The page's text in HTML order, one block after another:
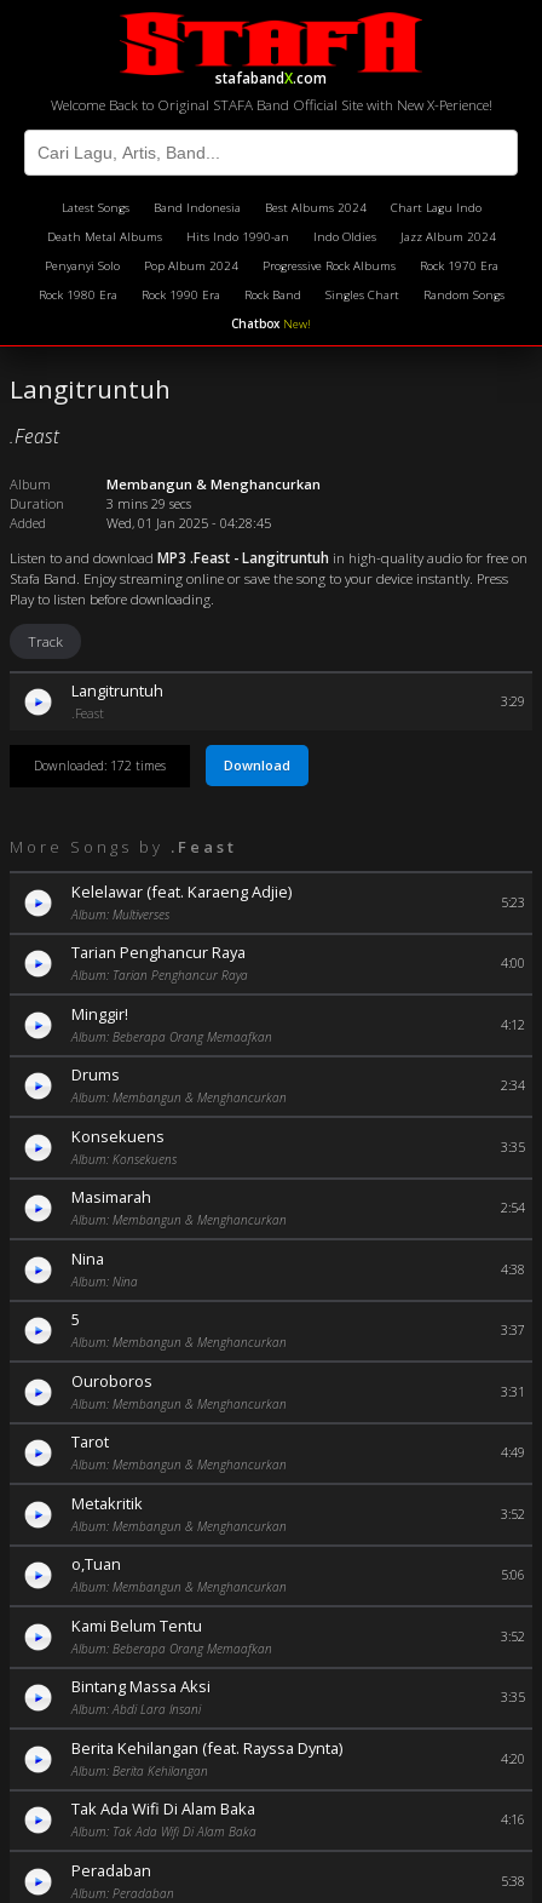
stafabandX.com
Welcome Back to Original STAFA Band Official Site with New X-Perience!
Latest Songs Band Indonesia Best Albums 2024
Chart Lagu Indo
Death Metal Albums
Hits Indo 1990-an Indo Oldies
Jazz Album 2024
Penyanyi Solo
Pop Album 2024 Progressive Rock Albums
Rock 1970 Era
Rock 1980 Era
Rock 1990 Era Rock Band Singles Chart
Random Songs
Chatbox New!
Langitruntuh
.Feast
Album
Membangun & Menghancurkan
Duration
3 mins 29 secs
Added
Wed, 01 Jan 2025 - 04:28:45
Listen to and download MP3 .Feast - Langitruntuh in high-quality audio for free on
Stafa Band. Enjoy streaming online or save the song to your device instantly. Press
Play to listen before downloading.
Track
Langitruntuh
.Feast
3:29
Downloaded: 172 times Download
More Songs by .Feast
Kelelawar (feat. Karaeng Adjie)
Album: Multiverses
5:23
Tarian Penghancur Raya
Album: Tarian Penghancur Raya
4:00
Minggir!
Album: Beberapa Orang Memaafkan
4:12
Drums
Album: Membangun & Menghancurkan
2:34
Konsekuens
Album: Konsekuens
3:35
Masimarah
Album: Membangun & Menghancurkan
2:54
Nina
Album: Nina
4:38
5
Album: Membangun & Menghancurkan
3:37
Ouroboros
Album: Membangun & Menghancurkan
3:31
Tarot
Album: Membangun & Menghancurkan
4:49
Metakritik
Album: Membangun & Menghancurkan
3:52
o,Tuan
Album: Membangun & Menghancurkan
5:06
Kami Belum Tentu
Album: Beberapa Orang Memaafkan
3:52
Bintang Massa Aksi
Album: Abdi Lara Insani
3:35
Berita Kehilangan (feat. Rayssa Dynta)
Album: Berita Kehilangan
4:20
Tak Ada Wifi Di Alam Baka
Album: Tak Ada Wifi Di Alam Baka
4:16
Peradaban
Album: Peradaban
5:38